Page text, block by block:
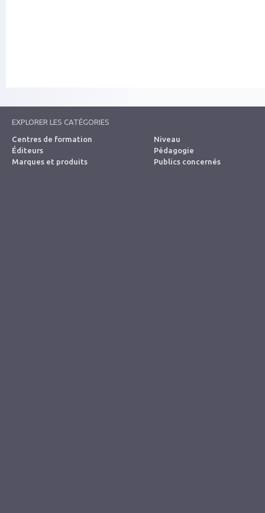
EXPLORER LES CATÉGORIES
Centres de formation
Niveau
Éditeurs
Pédagogie
Marques et produits
Publics concernés